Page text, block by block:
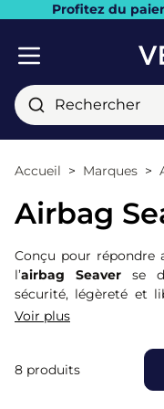
Profitez du
Rechercher
Accueil Marques
Airbag
Conçu pour répondre
l’airbag Seaver se
sécurité, légèreté et
technologie de
airbag Safefit
discret à cheval.
convient aussi
Voir plus
8 produits